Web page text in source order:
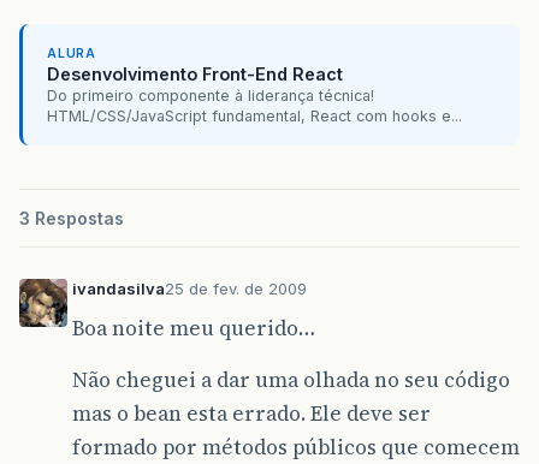
%>
<%= "
</html>
ALURA
Desenvolvimento Front-End React
Do primeiro componente à liderança técnica!
HTML/CSS/JavaScript fundamental, React com hooks e...
3 Respostas
ivandasilva25 de fev. de 2009
Boa noite meu querido…
Não cheguei a dar uma olhada no seu código
mas o bean esta errado. Ele deve ser
formado por métodos públicos que comecem